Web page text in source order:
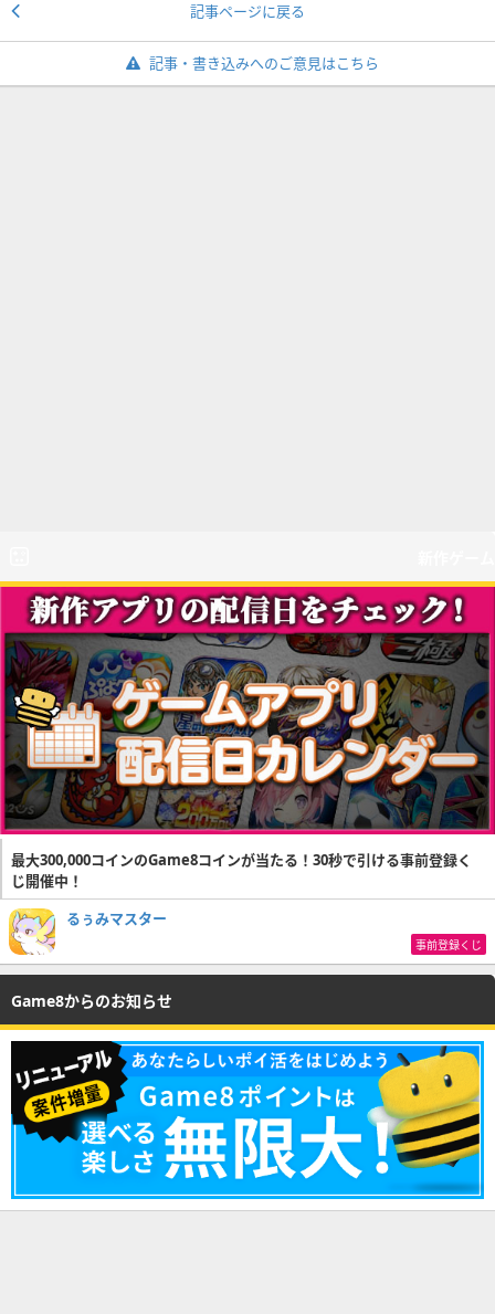
記事ページに戻る
記事・書き込みへのご意見はこちら
最大300,000コインのGame8コインが当たる！30秒で引ける事前登録く
じ開催中！
るぅみマスター
事前登録くじ
Game8からのお知らせ